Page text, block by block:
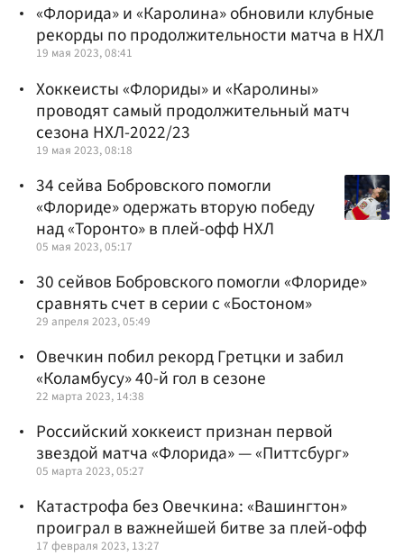
«Флорида» и «Каролина» обновили клубные
рекорды по продолжительности матча в НХЛ
19 мая 2023, 08:41
Хоккеисты «Флориды» и «Каролины»
проводят самый продолжительный матч
сезона НХЛ-2022/23
19 мая 2023, 08:18
34 сейва Бобровского помогли
«Флориде» одержать вторую победу
над «Торонто» в плей-офф НХЛ
05 мая 2023, 05:17
30 сейвов Бобровского помогли «Флориде»
сравнять счет в серии с «Бостоном»
29 апреля 2023, 05:49
Овечкин побил рекорд Гретцки и забил
«Коламбусу» 40-й гол в сезоне
22 марта 2023, 14:38
Российский хоккеист признан первой
звездой матча «Флорида» — «Питтсбург»
05 марта 2023, 05:27
Катастрофа без Овечкина: «Вашингтон»
проиграл в важнейшей битве за плей-офф
17 февраля 2023, 13:27